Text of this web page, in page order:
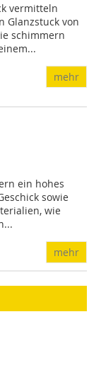
vermitteln
Glanzstuck von
schimmern
mehr
ein hohes
sowie
wie
mehr